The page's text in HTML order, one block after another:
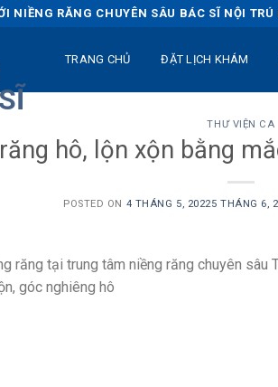
NIỀNG RĂNG CHUYÊN SÂU BÁC SĨ NỘI
TRANG CHỦ ĐẶT LỊCH KHÁM
THƯ VIỆN CA
hô, lộn xộn bằng
POSTED ON 4 THÁNG 5, 20225 THÁNG 6,
răng tại trung tâm niềng răng chuyên
góc nghiêng hô